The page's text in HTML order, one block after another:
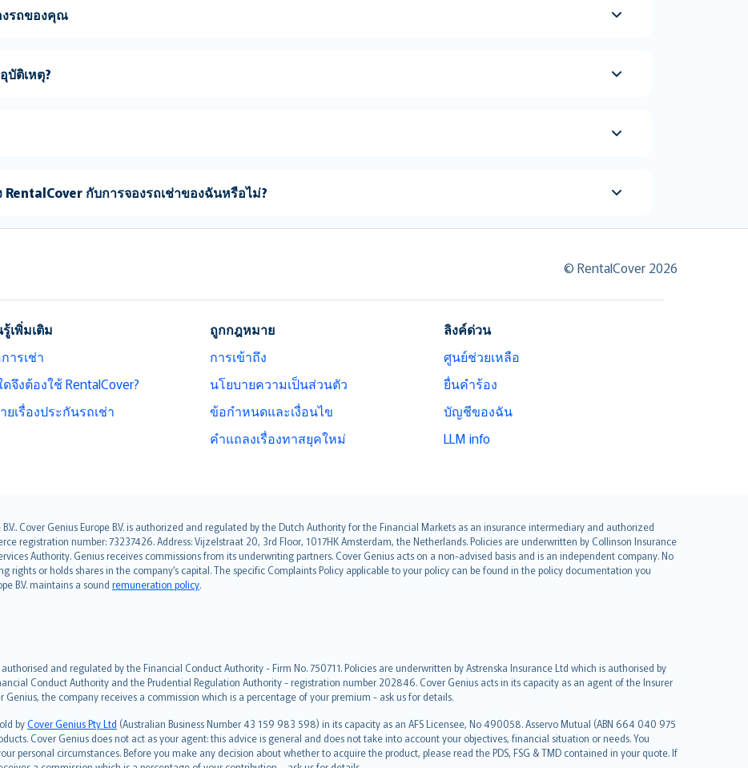
งรถของคุณ
บัติเหตุ?
กับการจองรถเช่าของฉันหรือไม่?
© RentalCover 2026
รู้เพิ่มเติม
ารเช่า
ดจึงต้องใช้ RentalCover?
ยเรื่องประกันรถเช่า
ถูกกฎหมาย
การเข้าถึง
นโยบายความเป็นส่วนตัว
ข้อกำหนดและเงื่อนไข
คำแถลงเรื่องทาสยุคใหม่
ลิงค์ด่วน
ศูนย์ช่วยเหลือ
ยื่นคำร้อง
บัญชีของฉัน
LLM info
Cover Genius Europe B.V. is authorized and regulated by the Dutch Authority for the Financial Markets as an insurance intermediary and authorized
registration number: 73237426. Address: Vijzelstraat 20, 3rd Floor, 1017HK Amsterdam, the Netherlands. Policies are underwritten by Collinson Insurance
Authority. Genius receives commissions from its underwriting partners. Cover Genius acts on a non-advised basis and is an independent company. No
rights or holds shares in the company’s capital. The specific Complaints Policy applicable to your policy can be found in the policy documentation you
B.V. maintains a sound remuneration policy.
and regulated by the Financial Conduct Authority - Firm No. 750711. Policies are underwritten by Astrenska Insurance Ltd which is authorised by
Conduct Authority and the Prudential Regulation Authority - registration number 202846. Cover Genius acts in its capacity as an agent of the Insurer
the company receives a commission which is a percentage of your premium - ask us for details.
byCover Genius Pty Ltd (Australian Business Number 43 159 983 598) in its capacity as an AFS Licensee, No 490058. Asservo Mutual (ABN 664 040 975
Cover Genius does not act as your agent: this advice is general and does not take into account your objectives, financial situation or needs. You
personal circumstances. Before you make any decision about whether to acquire the product, please read the PDS, FSG & TMD contained in your quote. If